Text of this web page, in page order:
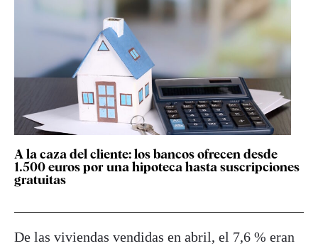
A la caza del cliente: los bancos ofrecen desde
1.500 euros por una hipoteca hasta suscripciones
gratuitas
De las viviendas vendidas en abril, el 7,6 % eran